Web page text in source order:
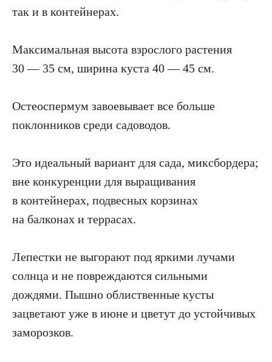
так и в контейнерах.
Максимальная высота взрослого растения
30 — 35 см, ширина куста 40 — 45 см.
Остеоспермум завоевывает все больше
поклонников среди садоводов.
Это идеальный вариант для сада, миксбордера;
вне конкуренции для выращивания
в контейнерах, подвесных корзинах
на балконах и террасах.
Лепестки не выгорают под яркими лучами
солнца и не повреждаются сильными
дождями. Пышно облиственные кусты
зацветают уже в июне и цветут до устойчивых
заморозков.